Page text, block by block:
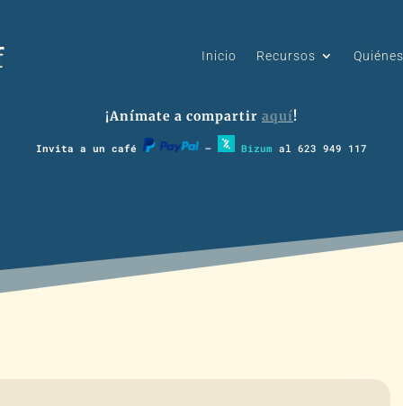
Inicio Recursos
¡Anímate a compartir aquí!
Invita a un café – Bizum al 623 949 117